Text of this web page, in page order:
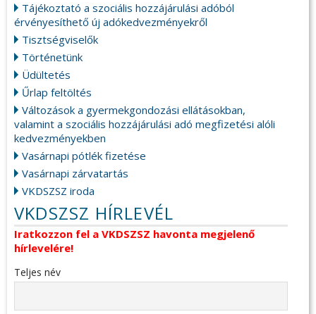
Tájékoztató a szociális hozzájárulási adóból
érvényesíthető új adókedvezményekről
Tisztségviselők
Történetünk
Üdültetés
Űrlap feltöltés
Változások a gyermekgondozási ellátásokban,
valamint a szociális hozzájárulási adó megfizetési alóli
kedvezményekben
Vasárnapi pótlék fizetése
Vasárnapi zárvatartás
VKDSZSZ iroda
VKDSZSZ HÍRLEVÉL
Iratkozzon fel a VKDSZSZ havonta megjelenő
hírlevelére!
Teljes név